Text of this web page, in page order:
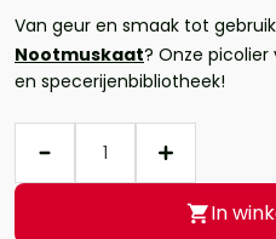
Van geur en smaak tot
Nootmuskaat? Onze
en specerijenbibliotheek!
In